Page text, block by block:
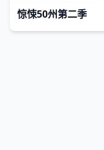
惊悚50州第二季